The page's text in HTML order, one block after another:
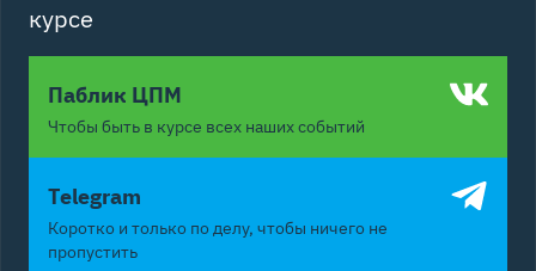
курсе
Паблик ЦПМ
Чтобы быть в курсе всех наших событий
Telegram
Коротко и только по делу, чтобы ничего не
пропустить